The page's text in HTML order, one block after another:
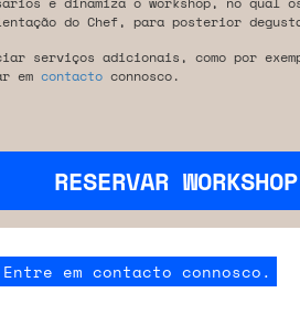
do Chef, para posterior
serviços adicionais, como por
em contactoconnosco.
RESERVAR WORKSHOP
Entre em contacto connosco.